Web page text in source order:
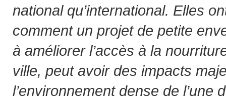
national qu’international. Elles
comment un projet de petite
à améliorer l’accès à la
ville, peut avoir des impacts
l’environnement dense de l’une